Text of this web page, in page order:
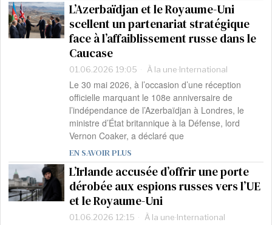
L’Azerbaïdjan et le Royaume-Uni
scellent un partenariat stratégique
face à l’affaiblissement russe dans le
Caucase
01.06.2026 19:05 À la une·International
Le 30 mai 2026, à l’occasion d’une réception
officielle marquant le 108e anniversaire de
l’indépendance de l’Azerbaïdjan à Londres, le
ministre d’État britannique à la Défense, lord
Vernon Coaker, a déclaré que
EN SAVOIR PLUS
L’Irlande accusée d’offrir une porte
dérobée aux espions russes vers l’UE
et le Royaume-Uni
01.06.2026 12:15 À la une·International